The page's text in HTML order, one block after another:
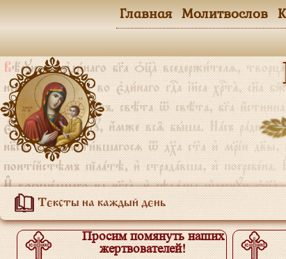
Тексты на каждый день
Главная Молитвослов
Просим помянуть наших
жертвователей!